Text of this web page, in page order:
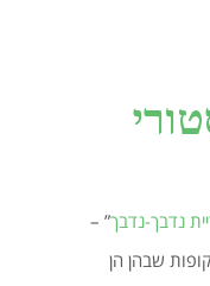
נדבך-נדבך” –
שבהן הן